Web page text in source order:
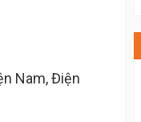
Nam, Điện